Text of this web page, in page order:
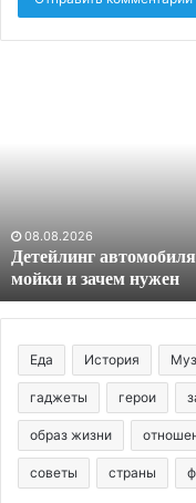
мойки
зачем
нужен
08.08.2026
Детейлинг
мойки и зачем нужен
Еда История
гаджеты герои
образ жизни
советы страны